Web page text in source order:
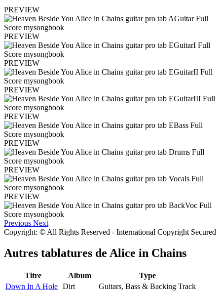
PREVIEW
PREVIEW
PREVIEW
PREVIEW
PREVIEW
PREVIEW
PREVIEW
PREVIEW
Previous Next
Copyright: © All Rights Reserved - International Copyright Secured
Autres tablatures de Alice in Chains
Titre Album
Type
Down In A Hole Dirt
Guitars, Bass & Backing Track